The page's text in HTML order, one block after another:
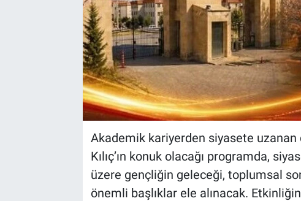
Akademik kariyerden siyasete
Kılıç’ın konuk olacağı programda,
üzere gençliğin geleceği, toplumsal
önemli başlıklar ele alınacak.